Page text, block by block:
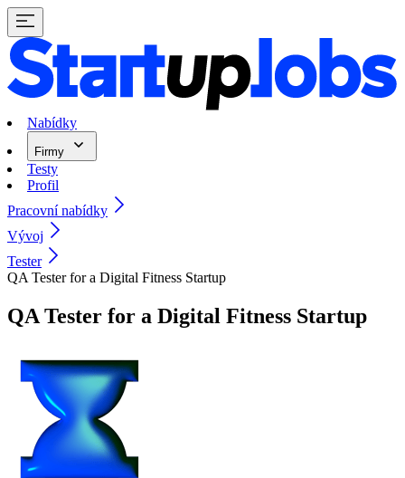
Nabídky
Firmy
Testy
Profil
Pracovní nabídky
Vývoj
Tester
QA Tester for a Digital Fitness Startup
QA Tester for a Digital Fitness Startup